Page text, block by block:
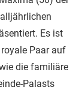
Es ist
Paar auf
die familiäre
Palasts